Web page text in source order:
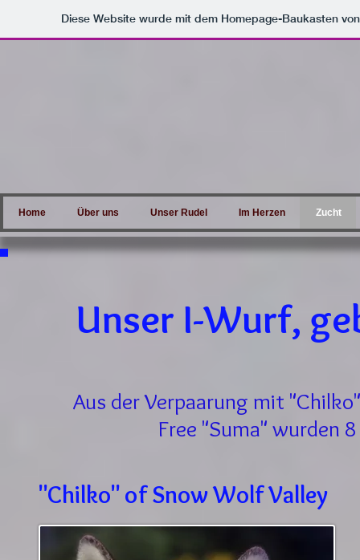
Diese Website wurde mit dem Homepage-Baukasten
Home Über uns Unser Rudel Im Herzen Zucht
Unser I-Wurf,
Aus der Verpaarung mit
Free "Suma" wurden
"Chilko" of Snow Wolf Valley